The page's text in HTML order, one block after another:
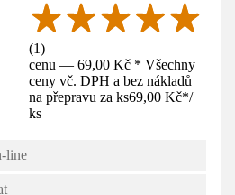
(1)
cenu — 69,00 Kč * Všechny
ceny vč. DPH a bez nákladů
na přepravu za ks69,00 Kč*/
ks
line